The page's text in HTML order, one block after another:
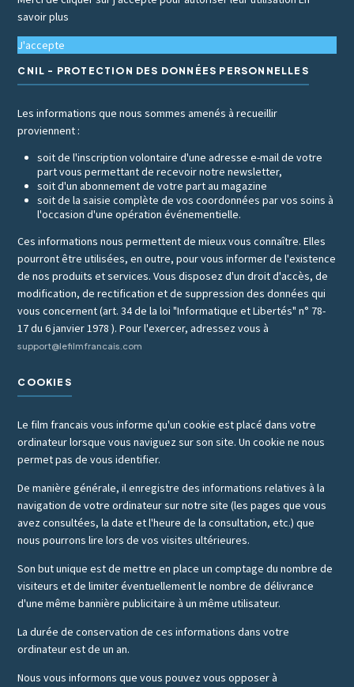
savoir plus
J'accepte
CNIL - PROTECTION DES DONNÉES PERSONNELLES
Les informations que nous sommes amenés à recueillir
proviennent :
soit de l'inscription volontaire d'une adresse e-mail de votre
part vous permettant de recevoir notre newsletter,
soit d'un abonnement de votre part au magazine
soit de la saisie complète de vos coordonnées par vos soins à
l'occasion d'une opération événementielle.
Ces informations nous permettent de mieux vous connaître. Elles
pourront être utilisées, en outre, pour vous informer de l'existence
de nos produits et services. Vous disposez d'un droit d'accès, de
modification, de rectification et de suppression des données qui
vous concernent (art. 34 de la loi "Informatique et Libertés" n° 78-
17 du 6 janvier 1978 ). Pour l'exercer, adressez vous à
support@lefilmfrancais.com
COOKIES
Le film francais vous informe qu'un cookie est placé dans votre
ordinateur lorsque vous naviguez sur son site. Un cookie ne nous
permet pas de vous identifier.
De manière générale, il enregistre des informations relatives à la
navigation de votre ordinateur sur notre site (les pages que vous
avez consultées, la date et l'heure de la consultation, etc.) que
nous pourrons lire lors de vos visites ultérieures.
Son but unique est de mettre en place un comptage du nombre de
visiteurs et de limiter éventuellement le nombre de délivrance
d'une même bannière publicitaire à un même utilisateur.
La durée de conservation de ces informations dans votre
ordinateur est de un an.
Nous vous informons que vous pouvez vous opposer à